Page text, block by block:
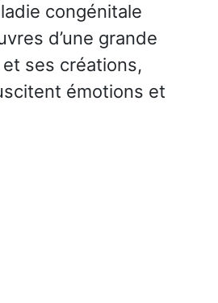
congénitale
d’une grande
ses créations,
émotions et